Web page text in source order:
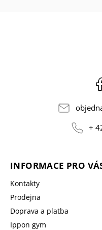
+
INFORMACE PRO
Kontakty
Prodejna
Doprava a platba
Ippon gym